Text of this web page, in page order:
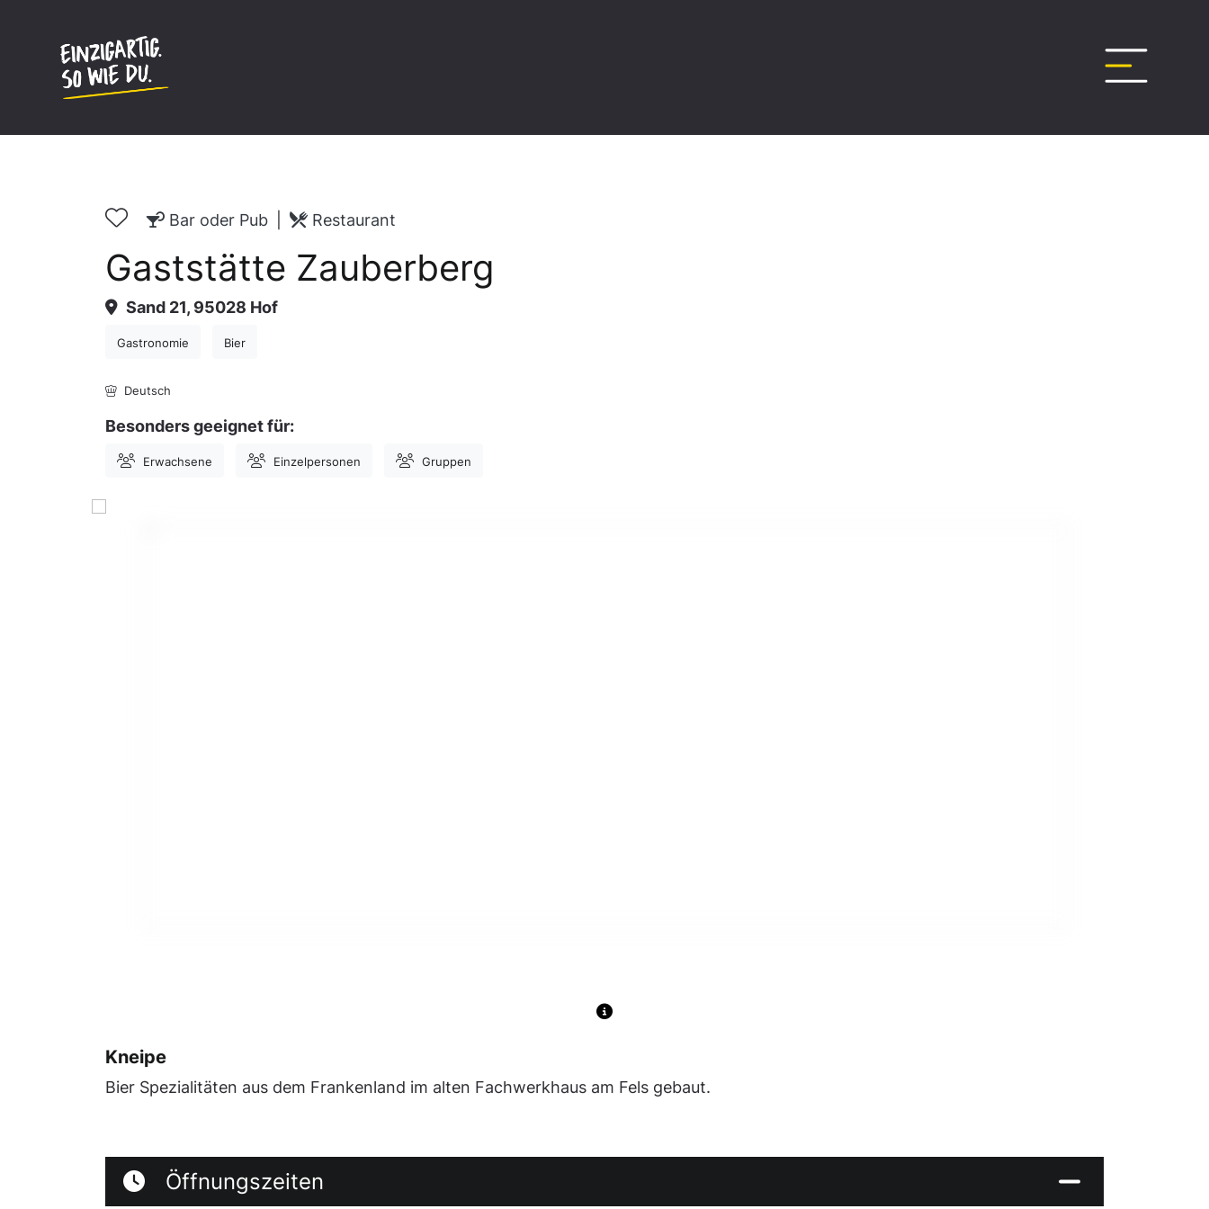
Bar oder Pub Restaurant
Gaststätte Zauberberg
Sand 21, 95028 Hof
Gastronomie Bier
Deutsch
Besonders geeignet für:
Erwachsene Einzelpersonen Gruppen
Kneipe
Bier Spezialitäten aus dem Frankenland im alten Fachwerkhaus am Fels gebaut.
Öffnungszeiten